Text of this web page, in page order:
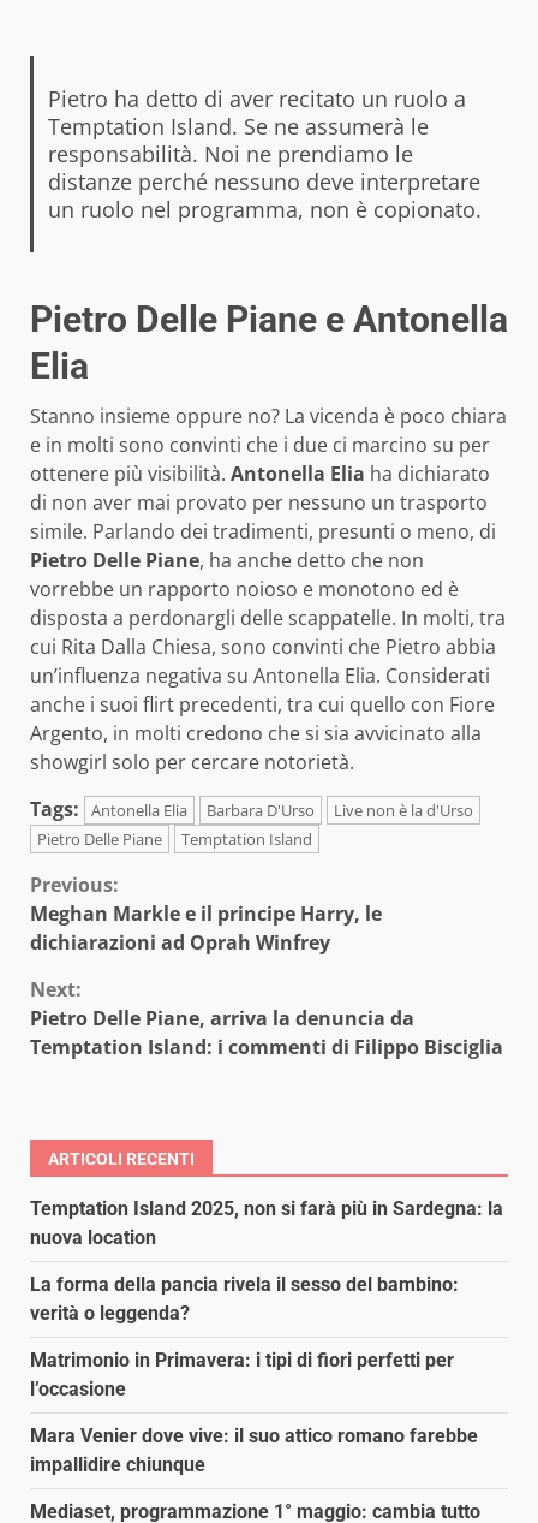
Pietro ha detto di aver recitato un ruolo a
Temptation Island. Se ne assumerà le
responsabilità. Noi ne prendiamo le
distanze perché nessuno deve interpretare
un ruolo nel programma, non è copionato.
Pietro Delle Piane e Antonella
Elia
Stanno insieme oppure no? La vicenda è poco chiara
e in molti sono convinti che i due ci marcino su per
ottenere più visibilità. Antonella Elia ha dichiarato
di non aver mai provato per nessuno un trasporto
simile. Parlando dei tradimenti, presunti o meno, di
Pietro Delle Piane, ha anche detto che non
vorrebbe un rapporto noioso e monotono ed è
disposta a perdonargli delle scappatelle. In molti, tra
cui Rita Dalla Chiesa, sono convinti che Pietro abbia
un’influenza negativa su Antonella Elia. Considerati
anche i suoi flirt precedenti, tra cui quello con Fiore
Argento, in molti credono che si sia avvicinato alla
showgirl solo per cercare notorietà.
Tags:
Antonella Elia Barbara D'Urso
Live non è la d'Urso
Pietro Delle Piane
Temptation Island
Continue
Reading
Previous:
Meghan Markle e il principe Harry, le
dichiarazioni ad Oprah Winfrey
Next:
Pietro Delle Piane, arriva la denuncia da
Temptation Island: i commenti di Filippo Bisciglia
ARTICOLI RECENTI
Temptation Island 2025, non si farà più in Sardegna: la
nuova location
La forma della pancia rivela il sesso del bambino:
verità o leggenda?
Matrimonio in Primavera: i tipi di fiori perfetti per
l’occasione
Mara Venier dove vive: il suo attico romano farebbe
impallidire chiunque
Mediaset, programmazione 1° maggio: cambia tutto